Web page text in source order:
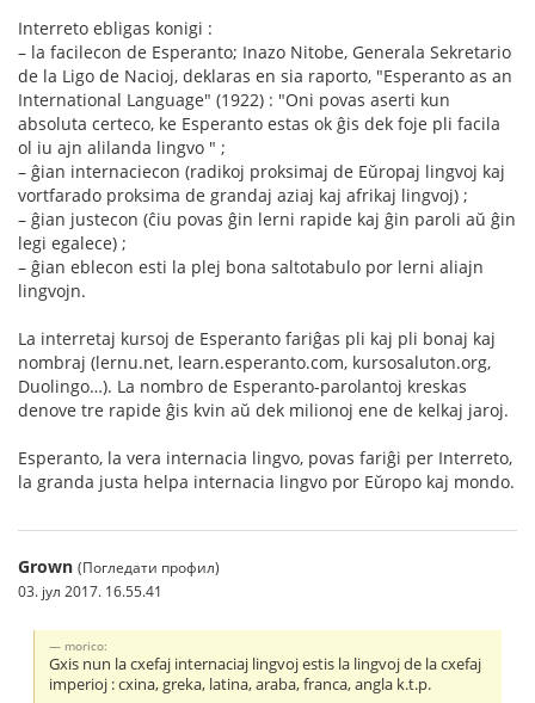
Interreto ebligas konigi :
– la facilecon de Esperanto; Inazo Nitobe, Generala Sekretario
de la Ligo de Nacioj, deklaras en sia raporto, "Esperanto as an
International Language" (1922) : "Oni povas aserti kun
absoluta certeco, ke Esperanto estas ok ĝis dek foje pli facila
ol iu ajn alilanda lingvo " ;
– ĝian internaciecon (radikoj proksimaj de Eŭropaj lingvoj kaj
vortfarado proksima de grandaj aziaj kaj afrikaj lingvoj) ;
– ĝian justecon (ĉiu povas ĝin lerni rapide kaj ĝin paroli aŭ ĝin
legi egalece) ;
– ĝian eblecon esti la plej bona saltotabulo por lerni aliajn
lingvojn.
La interretaj kursoj de Esperanto fariĝas pli kaj pli bonaj kaj
nombraj (lernu.net, learn.esperanto.com, kursosaluton.org,
Duolingo…). La nombro de Esperanto-parolantoj kreskas
denove tre rapide ĝis kvin aŭ dek milionoj ene de kelkaj jaroj.
Esperanto, la vera internacia lingvo, povas fariĝi per Interreto,
la granda justa helpa internacia lingvo por Eŭropo kaj mondo.
Grown (Погледати профил)
03. јул 2017. 16.55.41
morico:
Gxis nun la cxefaj internaciaj lingvoj estis la lingvoj de la cxefaj
imperioj : cxina, greka, latina, araba, franca, angla k.t.p.